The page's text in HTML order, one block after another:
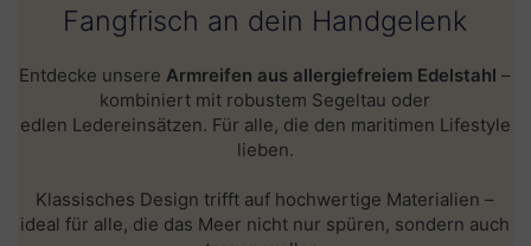
Fangfrisch an dein Handgelenk
Entdecke unsere Armreifen aus allergiefreiem Edelstahl –
kombiniert mit robustem Segeltau oder
edlen Ledereinsätzen. Für alle, die den maritimen Lifestyle
lieben.
Klassisches Design trifft auf hochwertige Materialien –
ideal für alle, die das Meer nicht nur spüren, sondern auch